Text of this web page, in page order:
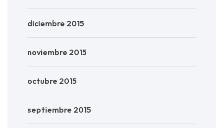
diciembre 2015
noviembre 2015
octubre 2015
septiembre 2015